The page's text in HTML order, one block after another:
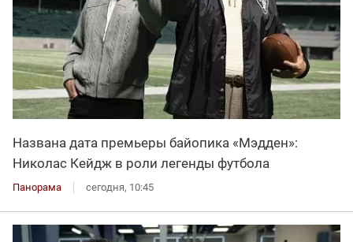
Названа дата премьеры байопика «Мэдден»:
Николас Кейдж в роли легенды футбола
Панорама сегодня, 10:45